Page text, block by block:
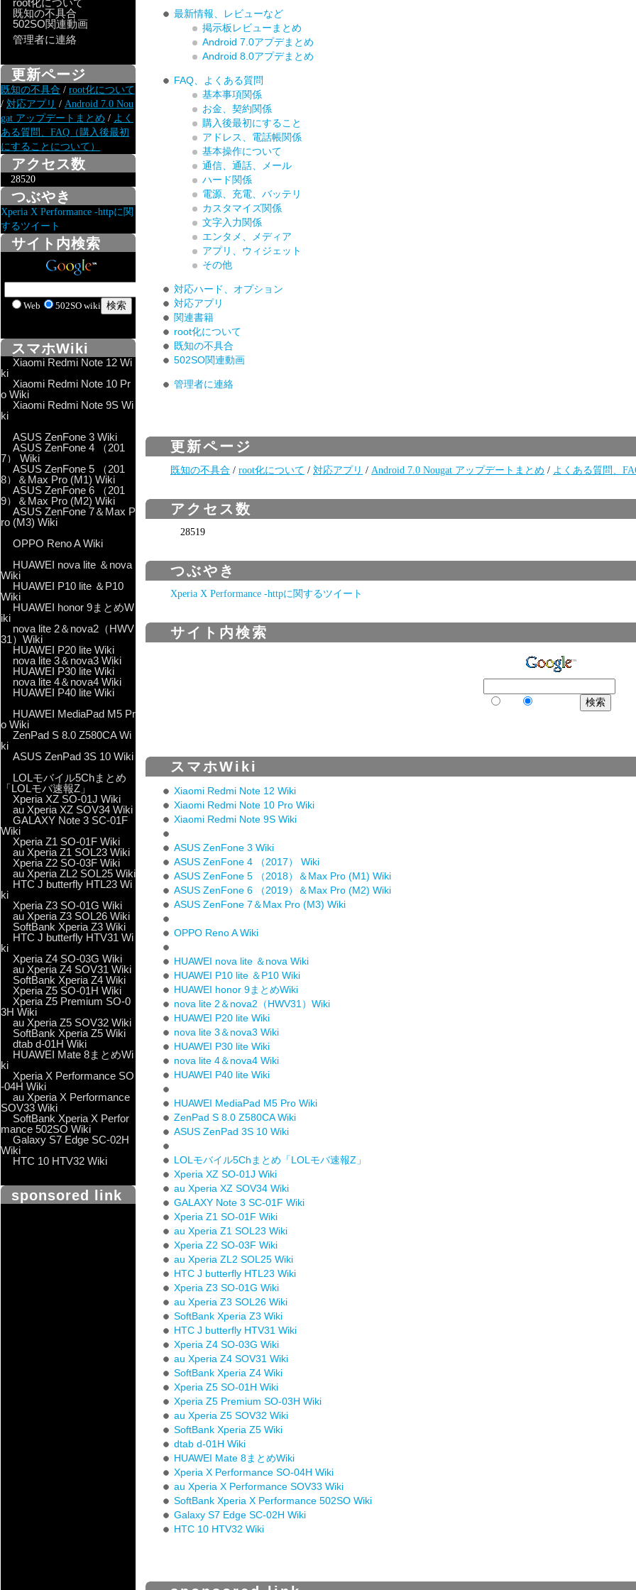
最新情報、レビューなど
掲示板レビューまとめ
Android 7.0アプデまとめ
Android 8.0アプデまとめ
FAQ、よくある質問
基本事項関係
お金、契約関係
購入後最初にすること
アドレス、電話帳関係
基本操作について
通信、通話、メール
ハード関係
電源、充電、バッテリ
カスタマイズ関係
文字入力関係
エンタメ、メディア
アプリ、ウィジェット
その他
対応ハード、オプション
対応アプリ
関連書籍
root化について
既知の不具合
502SO関連動画
管理者に連絡
更新ページ
既知の不具合 / root化について / 対応アプリ / Android 7.0 Nougat アップデートまとめ / よくある質問、
アクセス数
28519
つぶやき
Xperia X Performance -httpに関するツイート
サイト内検索
スマホWiki
Xiaomi Redmi Note 12 Wiki
Xiaomi Redmi Note 10 Pro Wiki
Xiaomi Redmi Note 9S Wiki
ASUS ZenFone 3 Wiki
ASUS ZenFone 4 （2017） Wiki
ASUS ZenFone 5 （2018）＆Max Pro (M1) Wiki
ASUS ZenFone 6 （2019）＆Max Pro (M2) Wiki
ASUS ZenFone 7＆Max Pro (M3) Wiki
OPPO Reno A Wiki
HUAWEI nova lite ＆nova Wiki
HUAWEI P10 lite ＆P10 Wiki
HUAWEI honor 9まとめWiki
nova lite 2＆nova2（HWV31）Wiki
HUAWEI P20 lite Wiki
nova lite 3＆nova3 Wiki
HUAWEI P30 lite Wiki
nova lite 4＆nova4 Wiki
HUAWEI P40 lite Wiki
HUAWEI MediaPad M5 Pro Wiki
ZenPad S 8.0 Z580CA Wiki
ASUS ZenPad 3S 10 Wiki
LOLモバイル5Chまとめ「LOLモバ速報Z」
Xperia XZ SO-01J Wiki
au Xperia XZ SOV34 Wiki
GALAXY Note 3 SC-01F Wiki
Xperia Z1 SO-01F Wiki
au Xperia Z1 SOL23 Wiki
Xperia Z2 SO-03F Wiki
au Xperia ZL2 SOL25 Wiki
HTC J butterfly HTL23 Wiki
Xperia Z3 SO-01G Wiki
au Xperia Z3 SOL26 Wiki
SoftBank Xperia Z3 Wiki
HTC J butterfly HTV31 Wiki
Xperia Z4 SO-03G Wiki
au Xperia Z4 SOV31 Wiki
SoftBank Xperia Z4 Wiki
Xperia Z5 SO-01H Wiki
Xperia Z5 Premium SO-03H Wiki
au Xperia Z5 SOV32 Wiki
SoftBank Xperia Z5 Wiki
dtab d-01H Wiki
HUAWEI Mate 8まとめWiki
Xperia X Performance SO-04H Wiki
au Xperia X Performance SOV33 Wiki
SoftBank Xperia X Performance 502SO Wiki
Galaxy S7 Edge SC-02H Wiki
HTC 10 HTV32 Wiki
既知の不具合
502SO関連動画
管理者に連絡
更新ページ
既知の不具合 / root化について
/ 対応アプリ / Android 7.0 Nou
gat アップデートまとめ / よく
ある質問、FAQ（購入後最初
にすることについて）
アクセス数
28520
つぶやき
Xperia X Performance -httpに関
するツイート
サイト内検索
Web 502SO wiki
スマホWiki
Xiaomi Redmi Note 12 Wi
ki
Xiaomi Redmi Note 10 Pr
o Wiki
Xiaomi Redmi Note 9S Wi
ki
ASUS ZenFone 3 Wiki
ASUS ZenFone 4 （201
7） Wiki
ASUS ZenFone 5 （201
8）＆Max Pro (M1) Wiki
ASUS ZenFone 6 （201
9）＆Max Pro (M2) Wiki
ASUS ZenFone 7＆Max P
ro (M3) Wiki
OPPO Reno A Wiki
HUAWEI nova lite ＆nova
Wiki
HUAWEI P10 lite ＆P10
Wiki
HUAWEI honor 9まとめW
iki
nova lite 2＆nova2（HWV
31）Wiki
HUAWEI P20 lite Wiki
nova lite 3＆nova3 Wiki
HUAWEI P30 lite Wiki
nova lite 4＆nova4 Wiki
HUAWEI P40 lite Wiki
HUAWEI MediaPad M5 Pr
o Wiki
ZenPad S 8.0 Z580CA Wi
ki
ASUS ZenPad 3S 10 Wiki
LOLモバイル5Chまとめ
「LOLモバ速報Z」
Xperia XZ SO-01J Wiki
au Xperia XZ SOV34 Wiki
GALAXY Note 3 SC-01F
Wiki
Xperia Z1 SO-01F Wiki
au Xperia Z1 SOL23 Wiki
Xperia Z2 SO-03F Wiki
au Xperia ZL2 SOL25 Wiki
HTC J butterfly HTL23 Wi
ki
Xperia Z3 SO-01G Wiki
au Xperia Z3 SOL26 Wiki
SoftBank Xperia Z3 Wiki
HTC J butterfly HTV31 Wi
ki
Xperia Z4 SO-03G Wiki
au Xperia Z4 SOV31 Wiki
SoftBank Xperia Z4 Wiki
Xperia Z5 SO-01H Wiki
Xperia Z5 Premium SO-0
3H Wiki
au Xperia Z5 SOV32 Wiki
SoftBank Xperia Z5 Wiki
dtab d-01H Wiki
HUAWEI Mate 8まとめWi
ki
Xperia X Performance SO
-04H Wiki
au Xperia X Performance
SOV33 Wiki
SoftBank Xperia X Perfor
mance 502SO Wiki
Galaxy S7 Edge SC-02H
Wiki
HTC 10 HTV32 Wiki
sponsored link